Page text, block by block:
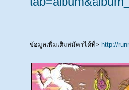
ข้อมูลเพิ่มเติมสมัครได้ที่> http://